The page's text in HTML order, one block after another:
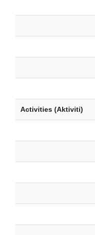
Activities (Aktiviti)